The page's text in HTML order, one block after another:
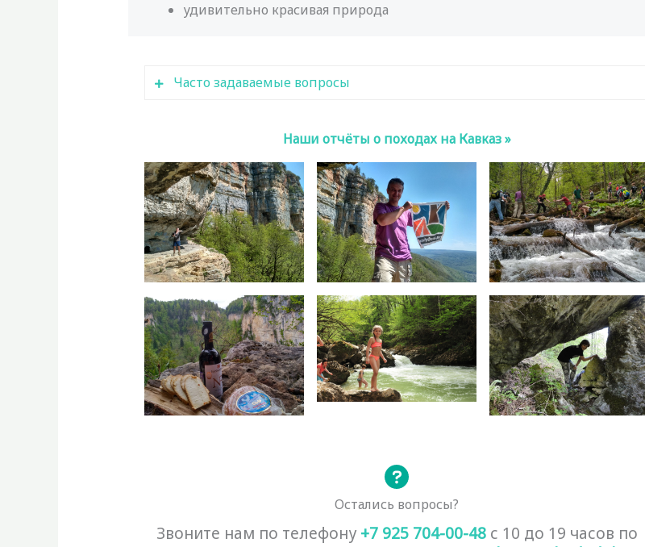
удивительно красивая природа
Часто задаваемые вопросы
Правила поведения в походе
Погода. Днём больше 20 С, ночью может опуститься до 5 С
Наши отчёты о походах на Кавказ »
Остались вопросы?
Звоните нам по телефону +7 925 704-00-48с 10 до 19 часов по